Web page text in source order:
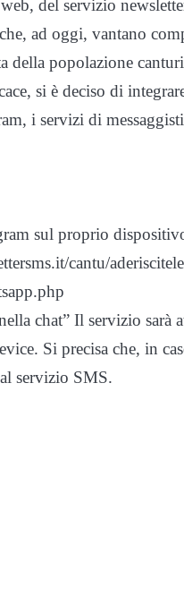
del servizio
ad oggi, vantano
della popolazione
si è deciso di
i servizi di
sul proprio
cantu/
chat” Il servizio sarà
Si precisa che, in
servizio SMS.